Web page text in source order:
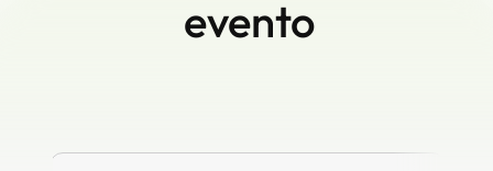
evento